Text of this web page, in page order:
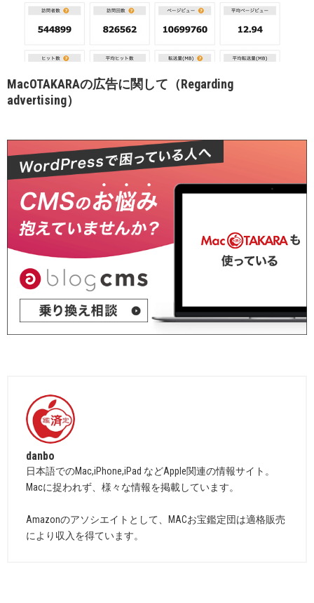
MacOTAKARAの広告に関して（Regarding
advertising）
danbo
日本語でのMac,iPhone,iPad などApple関連の情報サイト。
Macに捉われず、様々な情報を掲載しています。
Amazonのアソシエイトとして、MACお宝鑑定団は適格販売
により収入を得ています。